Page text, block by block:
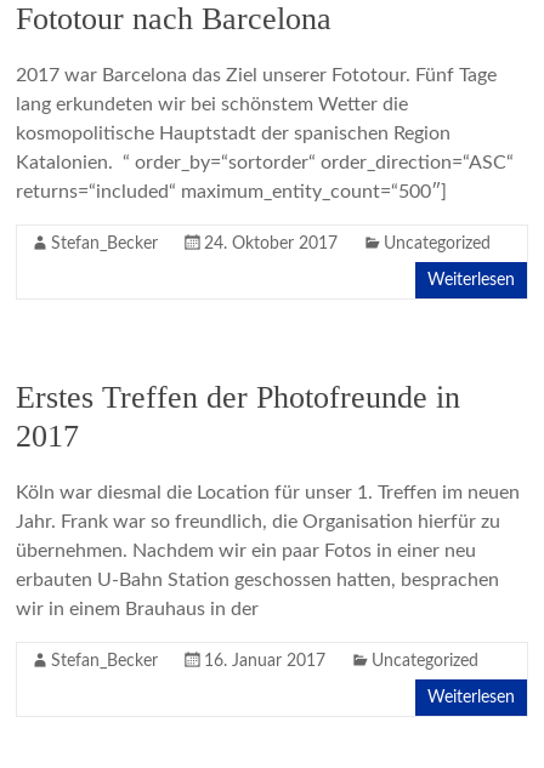
Fototour nach Barcelona
2017 war Barcelona das Ziel unserer Fototour. Fünf Tage
lang erkundeten wir bei schönstem Wetter die
kosmopolitische Hauptstadt der spanischen Region
Katalonien. “ order_by=“sortorder“ order_direction=“ASC“
returns=“included“ maximum_entity_count=“500″]
Stefan_Becker 24. Oktober 2017 Uncategorized
Weiterlesen
Erstes Treffen der Photofreunde in
2017
Köln war diesmal die Location für unser 1. Treffen im neuen
Jahr. Frank war so freundlich, die Organisation hierfür zu
übernehmen. Nachdem wir ein paar Fotos in einer neu
erbauten U-Bahn Station geschossen hatten, besprachen
wir in einem Brauhaus in der
Stefan_Becker 16. Januar 2017 Uncategorized
Weiterlesen